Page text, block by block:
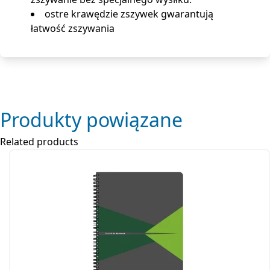
ostre krawędzie zszywek gwarantują
łatwość zszywania
Produkty powiązane
Related products